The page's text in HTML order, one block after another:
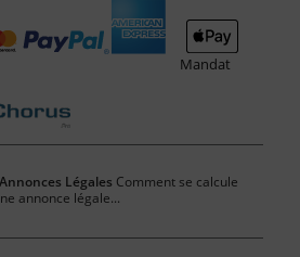
Mandat
Légales Comment se calcule
annonce légale...